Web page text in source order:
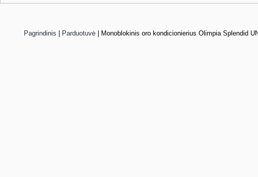
Pagrindinis Parduotuvė Monoblokinis oro kondicionierius Olimpia Splendid